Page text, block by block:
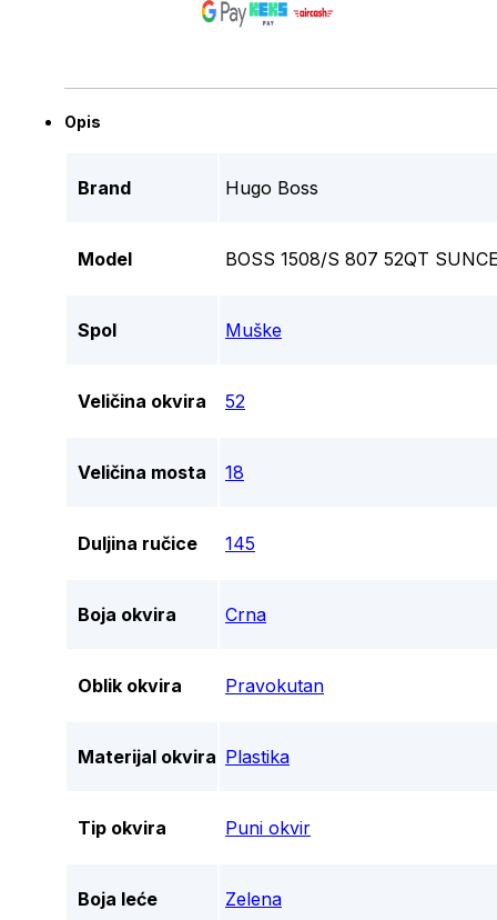
Opis
Brand Hugo Boss
Model BOSS 1508/S 807 52QT
Spol Muške
Veličina okvira 52
Veličina mosta 18
Duljina ručice 145
Boja okvira Crna
Oblik okvira Pravokutan
Materijal okvira Plastika
Tip okvira Puni okvir
Boja leće Zelena